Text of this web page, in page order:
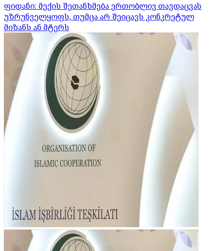
ფიდანი: მექის შეთანხმება ერთობლივ თავდაცვას
უზრუნველყოფს, თუმცა არ შეიცავს კონკრეტულ
მიზანს ან მტერს